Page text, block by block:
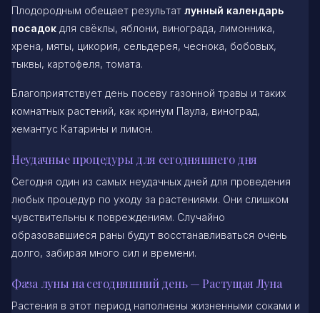
Плодородным обещает результат лунный календарь
посадок для свёклы, яблони, винограда, лимонника,
хрена, мяты, цикория, сельдерея, чеснока, бобовых,
тыквы, картофеля, томата.
Благоприятствует день посеву газонной травы и таких
комнатных растений, как кринум Паула, виноград,
хемантус Катарины и лимон.
Неудачные процедуры для сегодняшнего дня
Сегодня один из самых неудачных дней для проведения
любых процедур по уходу за растениями. Они слишком
чувствительны к повреждениям. Случайно
образовавшиеся раны будут восстанавливаться очень
долго, забирая много сил и времени.
Фаза луны на сегодняшний день — Растущая Луна
Растения в этот период наполнены жизненными соками и